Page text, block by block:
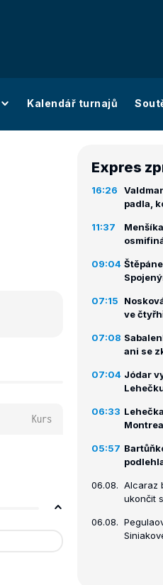
Kalendář turnajů
Kurs
Expres
16:26
padla,
11:37
09:04
07:15
ve
07:08
ani se
07:04 Jódar
06:33
05:57
06.08. Alcaraz
ukončit
06.08.